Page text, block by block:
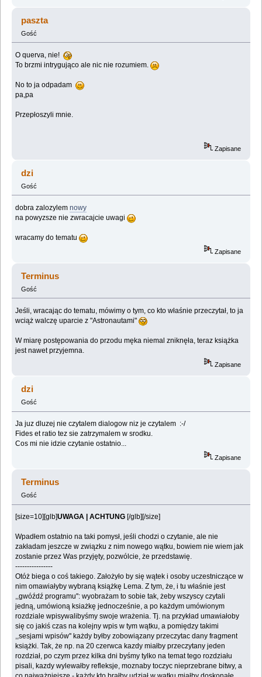
paszta
Gość
O querva, nie!
To brzmi intrygująco ale nic nie rozumiem.
No to ja odpadam
pa,pa
Przepłoszyli mnie.
Zapisane
dzi
Gość
dobra zalozylemnowy
na powyzsze nie zwracajcie uwagi
wracamy do tematu
Zapisane
Terminus
Gość
Jeśli, wracając do tematu, mówimy o tym, co kto właśnie przeczytał, to ja
wciąż walczę uparcie z "Astronautami"
W miarę postępowania do przodu męka niemal zniknęła, teraz książka
jest nawet przyjemna.
Zapisane
dzi
Gość
Ja juz dluzej nie czytalem dialogow niz je czytalem :-/
Fides et ratio tez sie zatrzymalem w srodku.
Cos mi nie idzie czytanie ostatnio...
Zapisane
Terminus
Gość
[size=10][glb]UWAGA | ACHTUNG [/glb][/size]
Wpadłem ostatnio na taki pomysł, jeśli chodzi o czytanie, ale nie
zakładam jeszcze w związku z nim nowego wątku, bowiem nie wiem jak
zostanie przez Was przyjęty, pozwólcie, że przedstawię.
----------------
Otóż biega o coś takiego. Założyło by się wątek i osoby uczestniczące w
nim omawiałyby wybraną książkę Lema. Z tym, że, i tu właśnie jest
,,gwóźdź programu'': wyobrażam to sobie tak, żeby wszyscy czytali
jedną, umówioną ksiażkę jednocześnie, a po każdym umówionym
rozdziale wpisywalibyśmy swoje wrażenia. Tj. na przykład umawiałoby
się co jakiś czas na kolejny wpis w tym wątku, a pomiędzy takimi
,,sesjami wpisów'' każdy byłby zobowiązany przeczytac dany fragment
książki. Tak, że np. na 20 czerwca kazdy miałby przeczytany jeden
rozdział, po czym przez kilka dni byśmy tylko na temat tego rozdziału
pisali, kazdy wylewałby refleksje, moznaby toczyc nieprzebrane bitwy, a